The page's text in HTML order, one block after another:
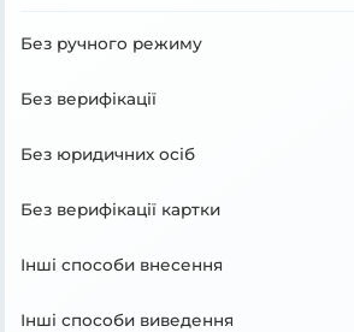
Без ручного режиму
Без верифікації
Без юридичних осіб
Без верифікації картки
Інші способи внесення
Інші способи виведення